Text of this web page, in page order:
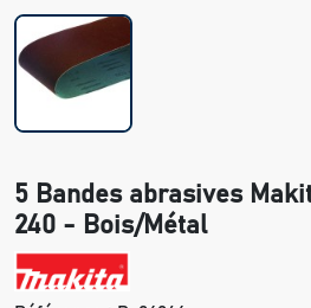
5 Bandes abrasives
240 - Bois/Métal